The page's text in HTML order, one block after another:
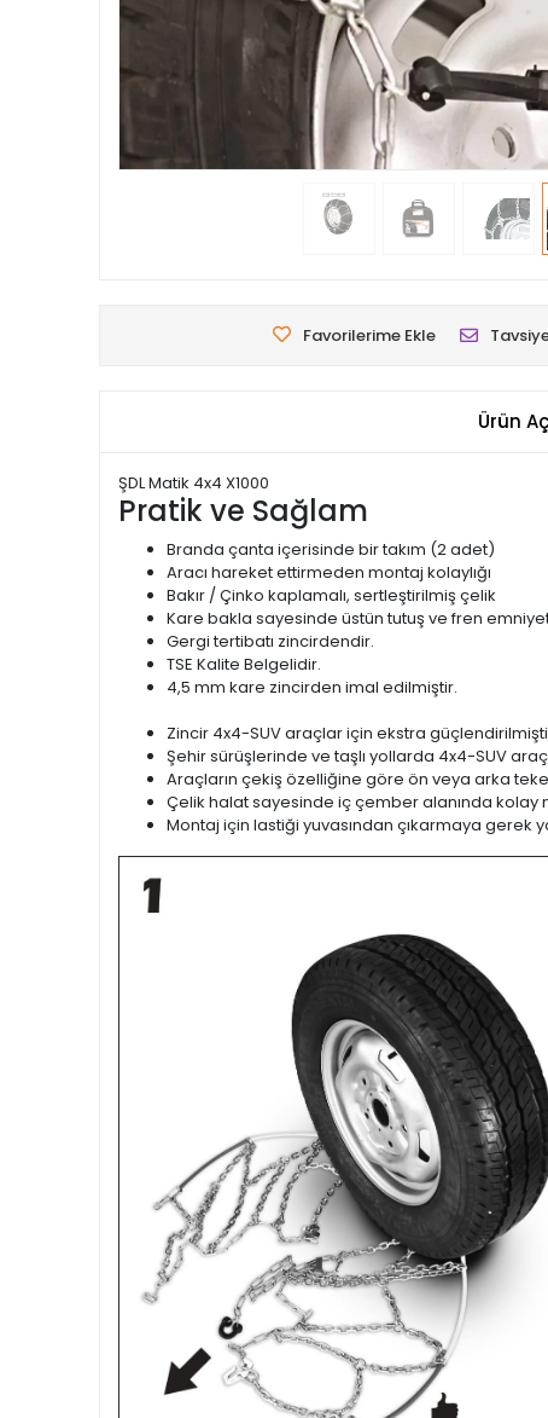
Favorilerime Ekle
Ürün
ŞDL Matik 4x4 X1000
Pratik ve Sağlam
Branda çanta içerisinde bir takım (2 adet)
Aracı hareket ettirmeden montaj kolaylığı
Bakır / Çinko kaplamalı, sertleştirilmiş çelik
Kare bakla sayesinde üstün tutuş ve fren
Gergi tertibatı zincirdendir.
TSE Kalite Belgelidir.
4,5 mm kare zincirden imal edilmiştir.
Zincir 4x4-SUV araçlar için ekstra
Şehir sürüşlerinde ve taşlı yollarda 4x4-SUV
Araçların çekiş özelliğine göre ön veya arka
Çelik halat sayesinde iç çember alanında kolay
Montaj için lastiği yuvasından çıkarmaya gerek